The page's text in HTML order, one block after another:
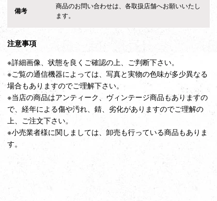
備考
商品のお問い合わせは、各取扱店舗へお願いいたし
ます。
注意事項
※詳細画像、状態を良くご確認の上、ご判断下さい。
※ご覧の通信機器によっては、写真と実物の色味が多少異なる
場合もありますのでご理解下さい。
※当店の商品はアンティーク、ヴィンテージ商品もありますの
で、経年による傷や汚れ、錆、劣化がありますのでご理解の
上、ご注文下さい。
※小売業者様に関しましては、卸売も行っている商品もありま
す。